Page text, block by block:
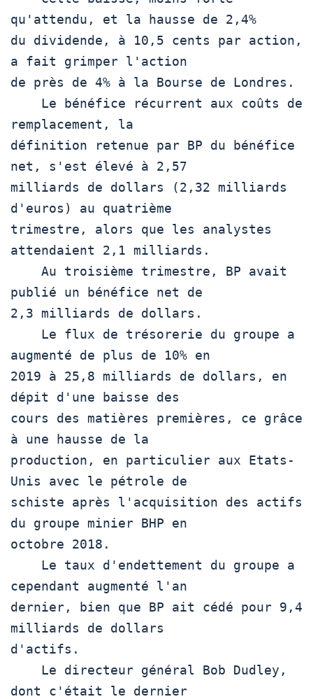
qu'attendu, et la hausse de 2,4%
du dividende, à 10,5 cents par action,
a fait grimper l'action
de près de 4% à la Bourse de Londres.
remplacement, la
définition retenue par BP du bénéfice
net, s'est élevé à 2,57
milliards de dollars (2,32 milliards
d'euros) au quatrième
trimestre, alors que les analystes
attendaient 2,1 milliards.
publié un bénéfice net de
2,3 milliards de dollars.
augmenté de plus de 10% en
2019 à 25,8 milliards de dollars, en
dépit d'une baisse des
cours des matières premières, ce grâce
à une hausse de la
production, en particulier aux Etats-
Unis avec le pétrole de
schiste après l'acquisition des actifs
du groupe minier BHP en
octobre 2018.
cependant augmenté l'an
dernier, bien que BP ait cédé pour 9,4
milliards de dollars
d'actifs.
dont c'était le dernier